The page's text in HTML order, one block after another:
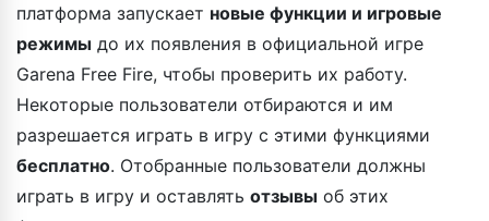
платформа запускает новые функции и игровые
режимы до их появления в официальной игре
Garena Free Fire, чтобы проверить их работу.
Некоторые пользователи отбираются и им
разрешается играть в игру с этими функциями
бесплатно. Отобранные пользователи должны
играть в игру и оставлять отзывы об этих